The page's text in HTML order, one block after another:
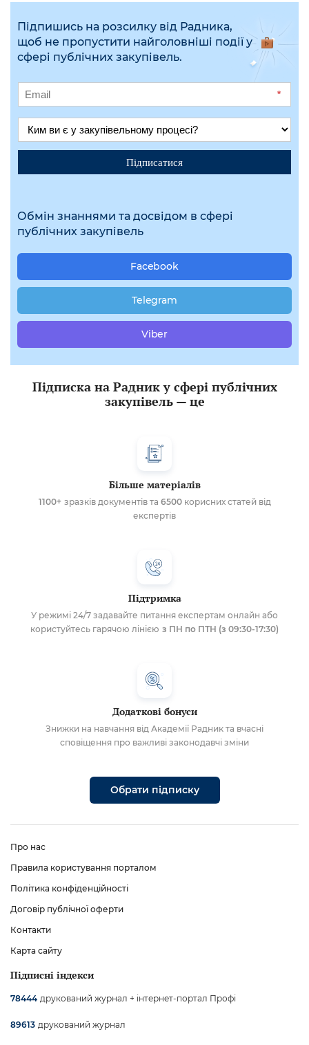
Підпишись на розсилку від Радника,
щоб не пропустити найголовніші події у
сфері публічних закупівель.
*
Підписатися
Обмін знаннями та досвідом в сфері
публічних закупівель
Facebook
Telegram
Viber
Підписка на Радник у сфері публічних
закупівель — це
Більше матеріалів
1100+ зразків документів та 6500корисних статей від
експертів
Підтримка
У режимі 24/7 задавайте питання експертам онлайн або
користуйтесь гарячою лінією з ПН по ПТН (з 09:30-17:30)
Додаткові бонуси
Знижки на навчання від Академії Радник та вчасні
сповіщення про важливі законодавчі зміни
Обрати підписку
Про нас
Правила користування порталом
Політика конфіденційності
Договір публічної оферти
Контакти
Карта сайту
Підписні індекси
78444 друкований журнал + інтернет-портал Профі
89613 друкований журнал